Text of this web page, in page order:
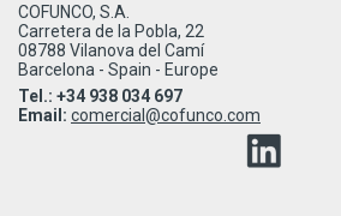
COFUNCO, S.A.
Carretera de la Pobla, 22
08788 Vilanova del Camí
Barcelona - Spain - Europe
Tel.: +34 938 034 697
Email: comercial@cofunco.com